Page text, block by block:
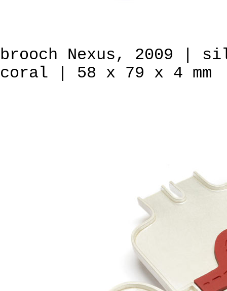
brooch Nexus, 2009 |
coral | 58 x 79 x 4 mm